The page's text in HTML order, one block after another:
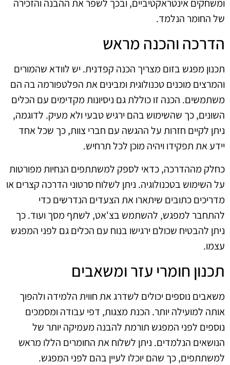
ומשחקים אינטראקטיביים, ובכך לשפר את ההבנה והזכירה
של החומר הנלמד.
הדרכה והכנה מראש
תכנון מפגש בזום מצריך הכנה קפדנית. יש לוודא שהמורים
והמרצים מוכנים טכנולוגית ומבינים את הפלטפורמה בה הם
משתמשים. הכנה זו כוללת גם ניסיונות מקדימים עם הכלים
השונים, כך שהשימוש בהם ירגיש טבעי ולא מעיק. לדוגמה,
ניתן לקיים חזרות על ההגשה עם חברי צוות, כך שכל אחד
יידע את תפקידו ויהיה מוכן לכל תרחיש.
כחלק מההדרכה, כדאי לספק למשתתפים הנחיות מפורטות
על השימוש בטכנולוגיה. ניתן לשלוח סרטוני הדרכה קצרים או
מדריכים כתובים שיתארו את הצעדים הנדרשים כדי
להתחבר למפגש, להשתמש בצ'אט, לשתף מסך ועוד. כך
ניתן להבטיח שכולם ירגישו בנוח עם הכלים גם לפני המפגש
עצמו.
תכנון חומרי עזר ומשאבים
משאבים נוספים יכולים לשדרג את חווית הלמידה ולהפוך
אותה למועילה יותר. הכנת מצגות, דפי עבודה ומסמכים
נוספים לפני המפגש תורמת להבנה מעמיקה יותר של
הנושאים הנלמדים. ניתן לשלוח את החומרים הללו מראש
למשתתפים, כך שהם יוכלו לעיין בהם לפני המפגש.